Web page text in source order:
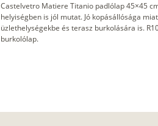
Castelvetro Matiere Titanio padlólap 45×45
helyiségben is jól mutat. Jó kopásállósága
üzlethelységekbe és terasz burkolására is.
burkolólap.